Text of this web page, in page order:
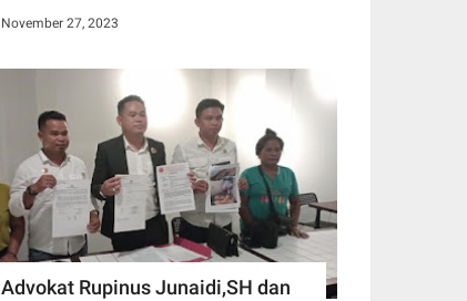
November 27, 2023
Advokat Rupinus Junaidi,SH dan